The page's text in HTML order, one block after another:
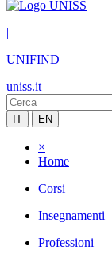
|
UNIFIND
uniss.it
IT EN
×
Home
Corsi
Insegnamenti
Professioni